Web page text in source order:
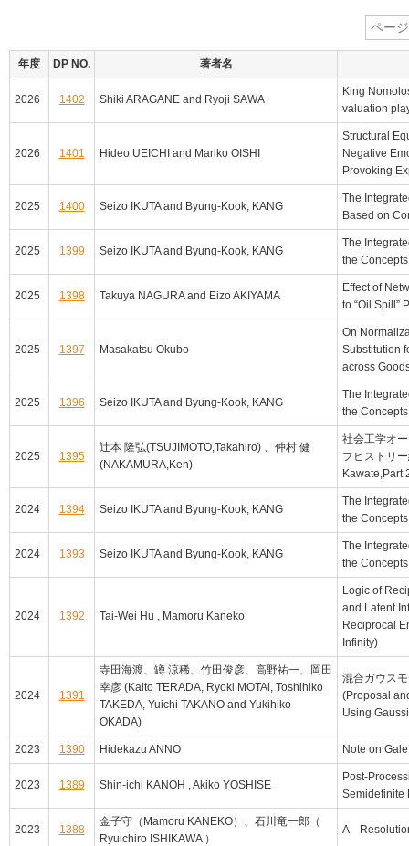
年度 DP NO. 著者名
2026 1402 Shiki ARAGANE and Ryoji SAWA
King
valuation
2026 1401 Hideo UEICHI and Mariko OISHI
Structural
Negative
Provoking
2025 1400 Seizo IKUTA and Byung-Kook, KANG
The
Based on
2025 1399 Seizo IKUTA and Byung-Kook, KANG
The
the
2025 1398 Takuya NAGURA and Eizo AKIYAMA
Effect of
to “Oil Spill”
2025 1397 Masakatsu Okubo
On
Substitution
across
2025 1396 Seizo IKUTA and Byung-Kook, KANG
The
the
2025 1395
辻本 隆弘(TSUJIMOTO,Takahiro) 、仲村 健
(NAKAMURA,Ken)
社会工学オ
フヒストリ
Kawate,Part
2024 1394 Seizo IKUTA and Byung-Kook, KANG
The
the
2024 1393 Seizo IKUTA and Byung-Kook, KANG
The
the
2024 1392 Tai-Wei Hu , Mamoru Kaneko
Logic of
and Latent
Reciprocal
Infinity)
2024 1391
寺田海渡、罇 涼稀、竹田俊彦、高野祐一、岡田
幸彦 (Kaito TERADA, Ryoki MOTAl, Toshihiko
TAKEDA, Yuichi TAKANO and Yukihiko
OKADA)
混合ガウス
(Proposal
Using
2023 1390 Hidekazu ANNO Note on
2023 1389 Shin-ichi KANOH , Akiko YOSHISE
Post-
Semidefinite
2023 1388
金子守（Mamoru KANEKO）、石川竜一郎（
Ryuichiro ISHIKAWA ）
A